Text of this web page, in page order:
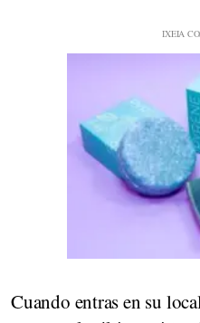
Cuando entras en su